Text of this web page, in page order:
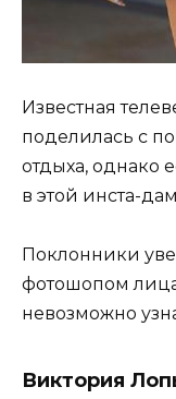
Известная
поделилась с
отдыха, однако
в этой инста-
Поклонники
фотошопом
невозможно
Виктория